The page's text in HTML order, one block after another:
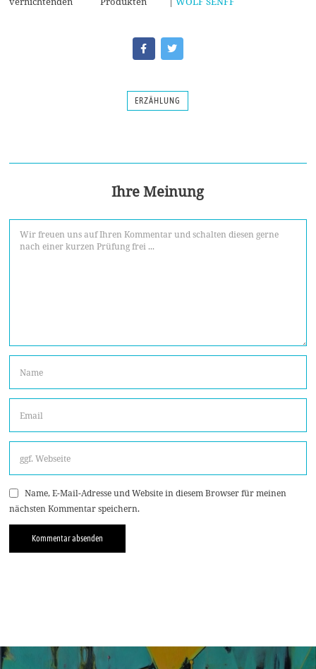
ERZÄHLUNG
Ihre Meinung
Name, E-Mail-Adresse und Website in diesem Browser für meinen
nächsten Kommentar speichern.